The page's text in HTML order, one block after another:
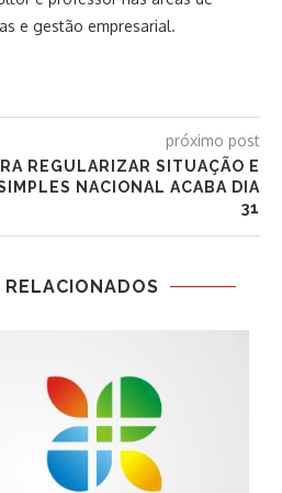
e gestão empresarial.
próximo post
REGULARIZAR SITUAÇÃO E
NACIONAL ACABA DIA
31